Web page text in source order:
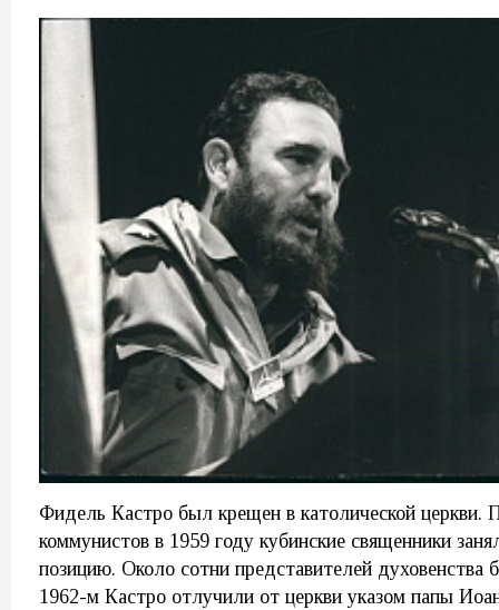
Фидель Кастро был крещен в католической церкви.
коммунистов в 1959 году кубинские священники
позицию. Около сотни представителей
1962-м Кастро отлучили от церкви указом папы